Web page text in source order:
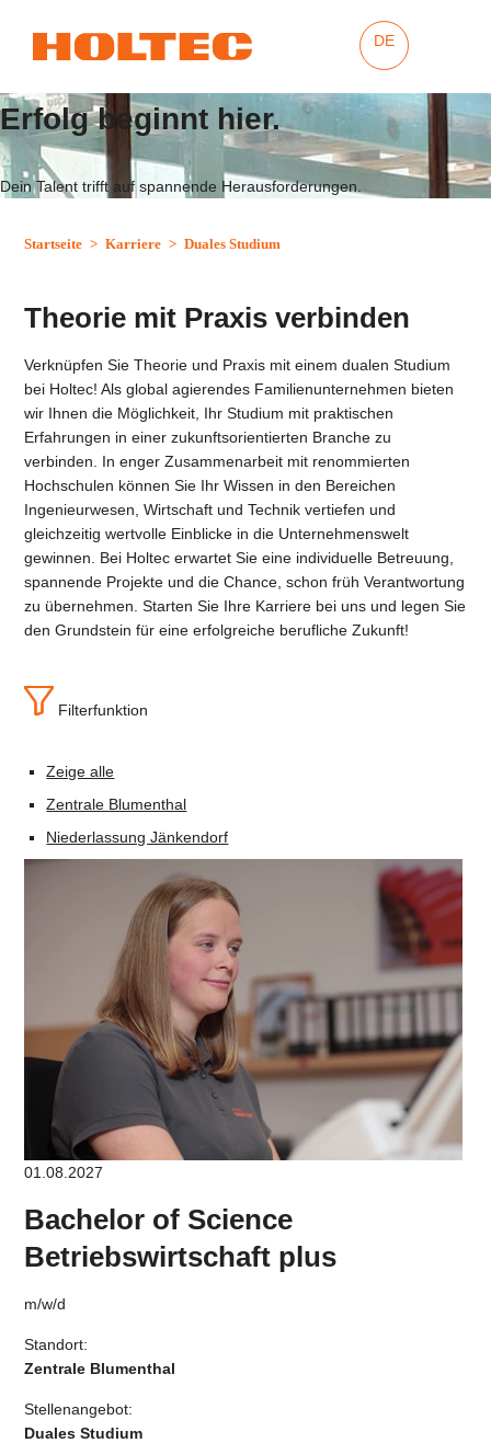
DE
Erfolg beginnt hier.
Dein Talent trifft auf spannende Herausforderungen.
Startseite > Karriere > Duales Studium
Theorie mit Praxis verbinden
Verknüpfen Sie Theorie und Praxis mit einem dualen Studium
bei Holtec! Als global agierendes Familienunternehmen bieten
wir Ihnen die Möglichkeit, Ihr Studium mit praktischen
Erfahrungen in einer zukunftsorientierten Branche zu
verbinden. In enger Zusammenarbeit mit renommierten
Hochschulen können Sie Ihr Wissen in den Bereichen
Ingenieurwesen, Wirtschaft und Technik vertiefen und
gleichzeitig wertvolle Einblicke in die Unternehmenswelt
gewinnen. Bei Holtec erwartet Sie eine individuelle Betreuung,
spannende Projekte und die Chance, schon früh Verantwortung
zu übernehmen. Starten Sie Ihre Karriere bei uns und legen Sie
den Grundstein für eine erfolgreiche berufliche Zukunft!
Filterfunktion
Zeige alle
Zentrale Blumenthal
Niederlassung Jänkendorf
01.08.2027
Bachelor of Science
Betriebswirtschaft plus
m/w/d
Standort:
Zentrale Blumenthal
Stellenangebot:
Duales Studium